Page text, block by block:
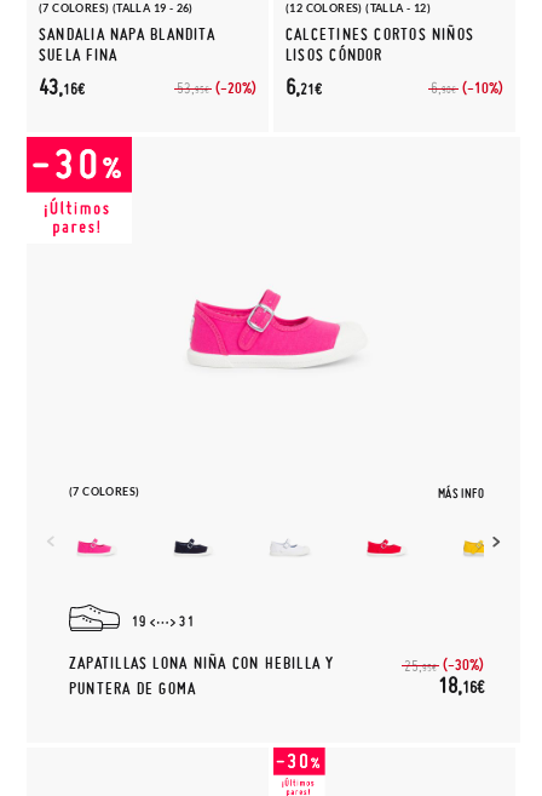
(7 COLORES) (TALLA 19 - 26)
SANDALIA NAPA BLANDITA
SUELA FINA
53,95€ (-20%)
43,16€
(12 COLORES) (TALLA - 12)
CALCETINES CORTOS NIÑOS
LISOS CÓNDOR
6,90€ (-10%)
6,21€
(7 COLORES) MÁS INFO
19 31
ZAPATILLAS LONA NIÑA CON HEBILLA Y
PUNTERA DE GOMA
25,95€ (-30%)
18,16€